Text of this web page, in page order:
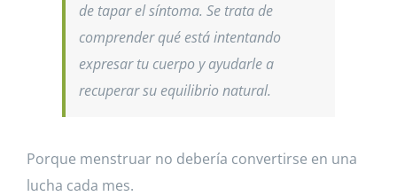
de tapar el síntoma. Se trata de
comprender qué está intentando
expresar tu cuerpo y ayudarle a
recuperar su equilibrio natural.
Porque menstruar no debería convertirse en una
lucha cada mes.